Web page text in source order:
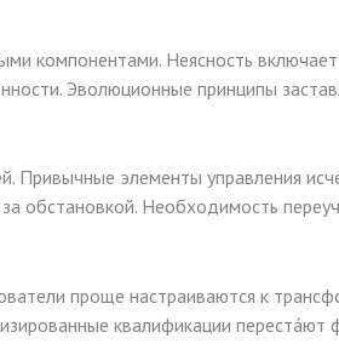
компонентами. Неясность
Эволюционные принципы
Привычные элементы управления
обстановкой. Необходимость
проще настраиваются к
квалификации переста́ют